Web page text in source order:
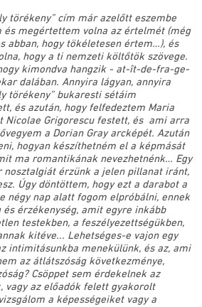
törékeny” cím már azelőtt eszembe
és megértettem volna az értelmét (még
abban, hogy tökéletesen értem…), és
hogy a ti nemzeti költőtök szövege.
kimondva hangzik - at-ît-de-fra-ge-
dalában. Annyira lágyan, annyira
törékeny” bukaresti sétáim
és azután, hogy felfedeztem Maria
Nicolae Grigorescu festett, és ami arra
a Dorian Gray arcképét. Azután
hogyan készíthetném el a képmását
ma romantikának nevezhetnénk… Egy
nosztalgiát érzünk a jelen pillanat iránt,
Úgy döntöttem, hogy ezt a darabot a
négy nap alatt fogom elpróbálni, ennek
és érzékenység, amit egyre inkább
testekben, a feszélyezettségükben,
kitéve... Lehetséges-e vajon egy
intimitásunkba menekülünk, és az, ami
az átlátszóság következménye,
Csöppet sem érdekelnek az
vagy az előadók felett gyakorolt
a képességeiket vagy a